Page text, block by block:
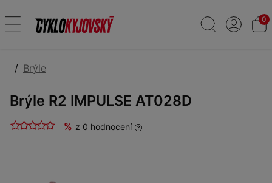
0
Brýle
Brýle R2 IMPULSE AT028D
% z 0 hodnocení